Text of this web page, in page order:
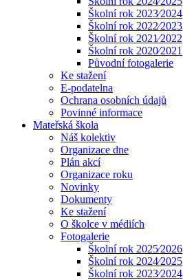
Školní rok 2023⁄2024
Školní rok 2022⁄2023
Školní rok 2021⁄2022
Školní rok 2020⁄2021
Původní fotogalerie
Ke stažení
E-podatelna
Ochrana osobních údajů
Povinné informace
Mateřská škola
Náš kolektiv
Organizace dne
Plán akcí
Organizace roku
Novinky
Dokumenty
Ke stažení
O školce v médiích
Fotogalerie
Školní rok 2025⁄2026
Školní rok 2024⁄2025
Školní rok 2023⁄2024